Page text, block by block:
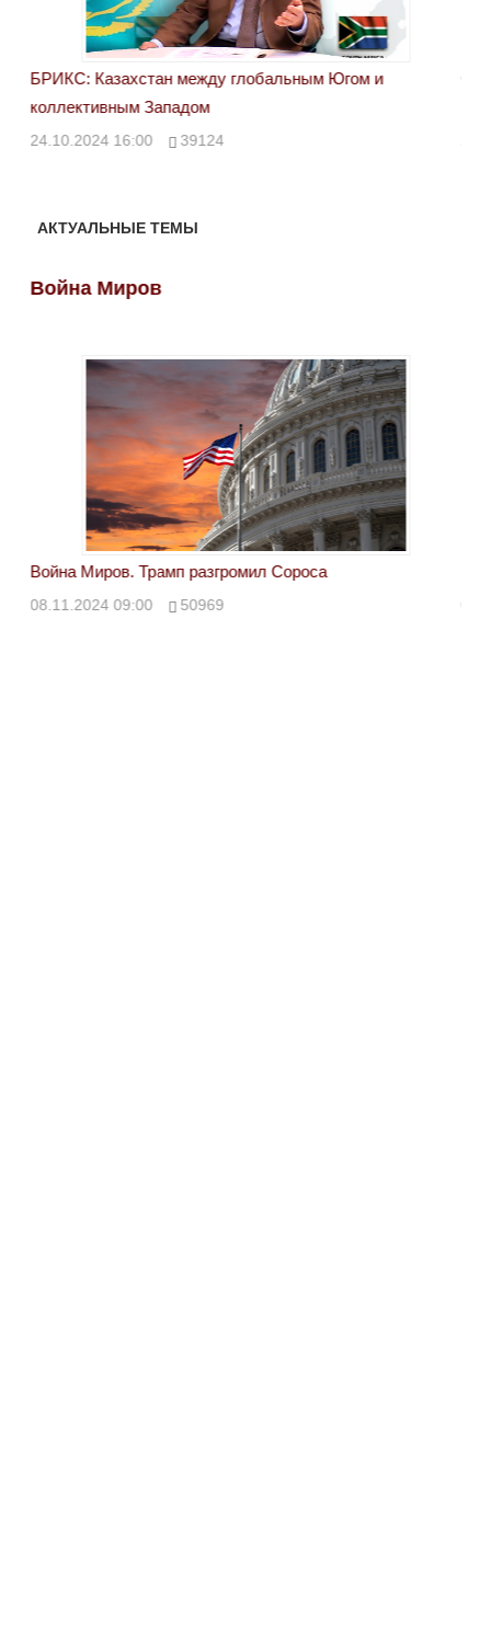
БРИКС: Казахстан между глобальным Югом и
коллективным Западом
24.10.2024 16:00 39124
АКТУАЛЬНЫЕ ТЕМЫ
Война Миров
Война Миров. Трамп разгромил Сороса
08.11.2024 09:00 50969